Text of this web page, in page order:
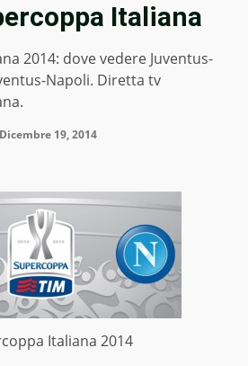
Italiana
2014: dove vedere Juventus-
Napoli. Diretta tv
Dicembre 19, 2014
Italiana 2014